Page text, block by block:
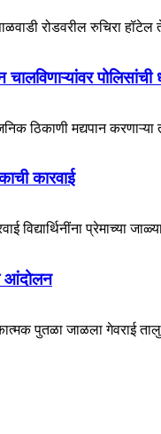
रोडवरील रुचिरा हॉटेल
ठिकाणी मद्यपान
कारवाई
विद्यार्थिनींना प्रेमाच्या
आंदोलन
पुतळा जाळला गेवराई